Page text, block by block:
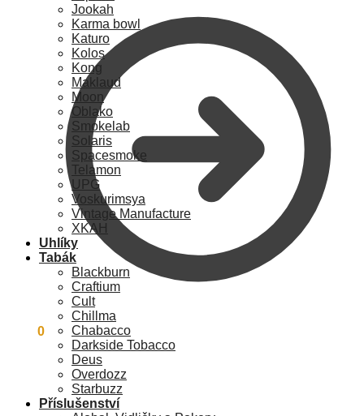
0
Jookah
Karma bowl
Katuro
Kolos
Kong
Maklaud
Moon
Oblako
Smokelab
Solaris
Spacesmoke
Telamon
UPG
Voskurimsya
Vintage Manufacture
XKAH
Uhlíky
Tabák
Blackburn
Craftium
Cult
Chillma
Chabacco
Darkside Tobacco
Deus
Overdozz
Starbuzz
Příslušenství